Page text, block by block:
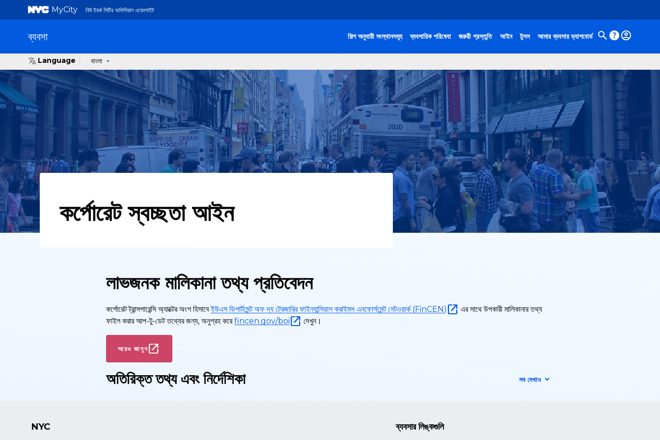
MyCity নিউ ইয়র্ক সিটির অফিসিয়াল ওয়েবসাইট
ব্যবসা শিল্প অনুযায়ী সংস্থানসমূহ ব্যবসায়িক পরিষেবা জরুরী প্রস্তুতি আইন টুলস আমার ব্যবসার ড্যাশবোর্ড
Language বাংলা
কর্পোরেট স্বচ্ছতা আইন
লাভজনক মালিকানা তথ্য প্রতিবেদন
কর্পোরেট ট্রান্সপারেন্সি অ্যাক্টের অংশ হিসাবেইউএস ডিপার্টমেন্ট অফ দ্য ট্রেজারির ফাইন্যান্সিয়াল ক্রাইমস এনফোর্সমেন্ট নেটওয়ার্ক (FinCEN)
এর সাথে উপকারী মালিকানার তথ্য
ফাইল করার আপ-টু-ডেট তথ্যের জন্য, অনুগ্রহ করেfincen.gov/boi দেখুন।
আরও জানুন
অতিরিক্ত তথ্য এবং নির্দেশিকা সব দেখাও
NYC ব্যবসার লিঙ্কগুলি